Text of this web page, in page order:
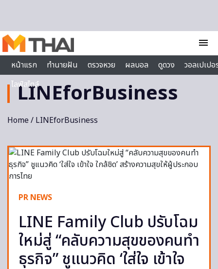
menu
หน้าแรก
ทำนายฝัน ตรวจหวย ผลบอล ดูดวง
วอลเปเป
ไลฟ์สไตล์
LINEforBusiness
Home/ LINEforBusiness
PR NEWS
LINE Family Club ปรับโฉม
ใหม่สู่ “คลับความสุขของคนทำ
ธุรกิจ” ชูแนวคิด ‘ใส่ใจ เข้าใจ